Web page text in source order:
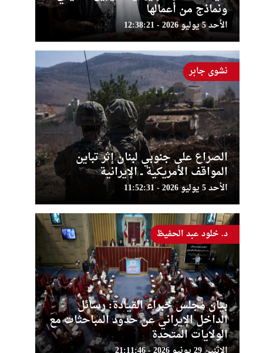
ونماذج من أعمالها
الأحد 5 يوليو 2026 - 12:38:21
الصراع على جنوبي لبنان إثر تباين
المواقف الأمريكية ــ الإيرانية
الأحد 5 يوليو 2026 - 11:52:31
نشوى جابر
بيان مجلس خبراء القيادة: رسائل
الداخل الإيراني عن حدود المباحثات مع
الولايات المتحدة
د. خلود عبد الحفيظ